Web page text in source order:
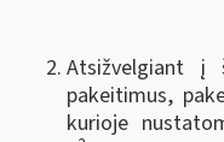
Atsižvelgiant į
pakeitimus,
kurioje